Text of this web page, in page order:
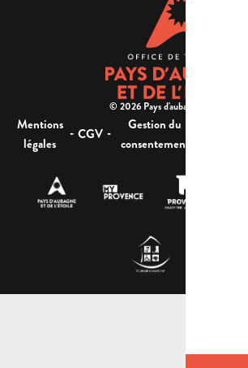
© 2026 Pays d'aubagne et de l'étoile -
Mentions
légales
- CGV -
Gestion du
consentement